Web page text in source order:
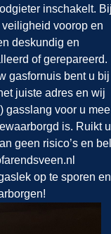
inschakelt.
voorop en
deskundig en
of gerepareerd.
gasfornuis bent u bij
juiste adres en wij
gasslang voor u
is. Ruikt u
geen risico’s en bel
op te sporen en